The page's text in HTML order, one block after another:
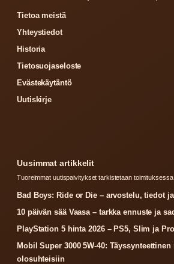
Tietoa meistä
Yhteystiedot
Historia
Tietosuojaseloste
Evästekäytäntö
Uutiskirje
Uusimmat artikkelit
Tuoreimmat uutispaivitykset tarkistetaan toimituksessa
Bad Boys: Ride or Die – arvostelu, tiedot
10 päivän sää Vaasa – tarkka ennuste ja
PlayStation 5 hinta 2026 – PS5, Slim ja
Mobil Super 3000 5W-40:
olosuhteisiin